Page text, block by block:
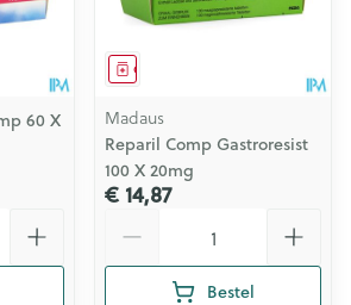
60 X
Geneesmiddel
Madaus
Reparil Comp Gastroresist
100 X 20mg
€ 14,87
Bestel